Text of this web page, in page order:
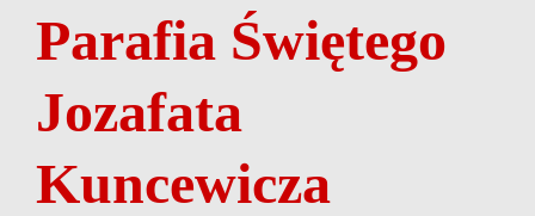
Parafia Świętego
Jozafata
Kuncewicza